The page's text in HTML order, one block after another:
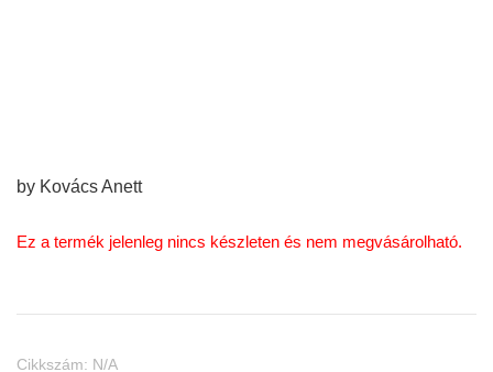
by Kovács Anett
Ez a termék jelenleg nincs készleten és nem megvásárolható.
Cikkszám: N/A